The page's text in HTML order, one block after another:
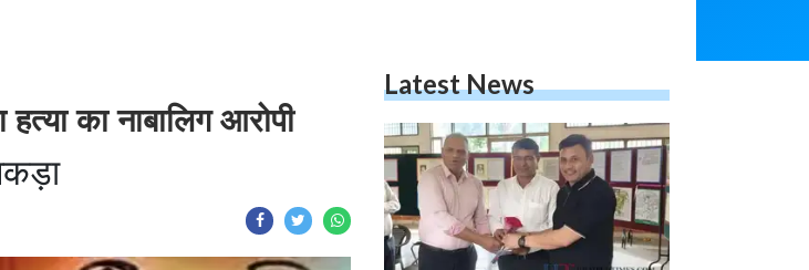
का नाबालिग आरोपी
Latest News